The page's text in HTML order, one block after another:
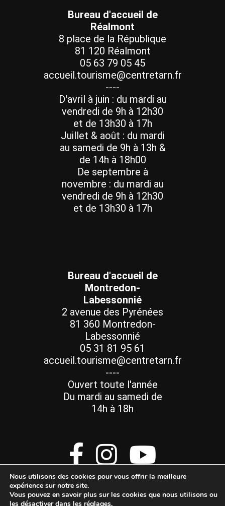
Bureau d'accueil de
Réalmont
8 place de la République
81 120 Réalmont
05 63 79 05 45
accueil.tourisme@centretarn.fr
----
D'avril à juin : du mardi au
vendredi de 9h à 12h30
et de 13h30 à 17h
Juillet & août : du mardi
au samedi de 9h à 13h &
de 14h à 18h00
De septembre à
novembre : du mardi au
vendredi de 9h à 12h30
et de 13h30 à 17h
Bureau d'accueil de
Montredon-
Labessonnié
2 avenue des Pyrénées
81 360 Montredon-
Labessonnié
05 31 81 95 61
accueil.tourisme@centretarn.fr
----
Ouvert toute l'année
Du mardi au samedi de
14h à 18h
Nous utilisons des cookies pour vous offrir la meilleure
expérience sur notre site.
Vous pouvez en savoir plus sur les cookies que nous utilisons ou
les désactiver dans les réglages.